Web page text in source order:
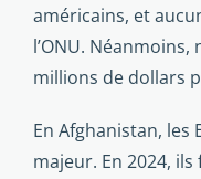
américains, et
l’ONU.
millions de dollars
En Afghanistan,
majeur. En 2024, ils